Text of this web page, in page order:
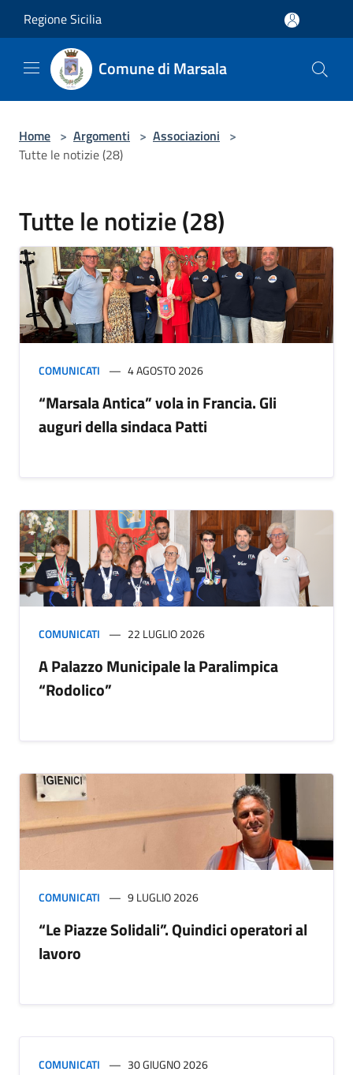
Regione Sicilia
Comune di Marsala
Home > Argomenti > Associazioni >
Tutte le notizie (28)
Tutte le notizie (28)
COMUNICATI 4 AGOSTO 2026
“Marsala Antica” vola in Francia. Gli
auguri della sindaca Patti
COMUNICATI 22 LUGLIO 2026
A Palazzo Municipale la Paralimpica
“Rodolico”
COMUNICATI 9 LUGLIO 2026
“Le Piazze Solidali”. Quindici operatori al
lavoro
COMUNICATI 30 GIUGNO 2026